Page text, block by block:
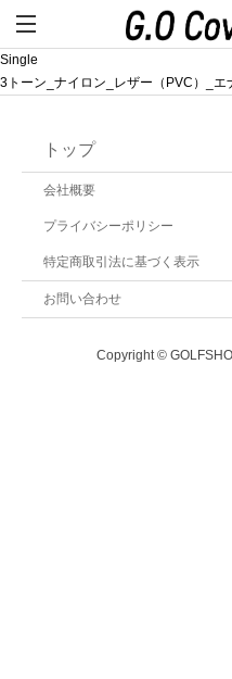
Single
3トーン_ナイロン_レザー（PVC）_エ
トップ
会社概要
プライバシーポリシー
特定商取引法に基づく表示
お問い合わせ
Copyright ©